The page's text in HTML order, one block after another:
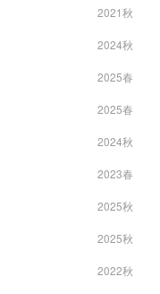
2021秋
2024秋
2025春
2025春
2024秋
2023春
2025秋
2025秋
2022秋